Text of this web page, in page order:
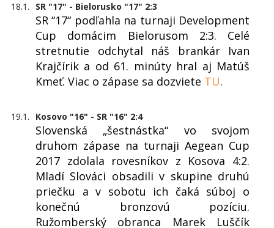
18.1. SR "17" - Bielorusko "17" 2:3
SR “17“ podľahla na turnaji Development
Cup domácim Bielorusom 2:3. Celé
stretnutie odchytal náš brankár Ivan
Krajčírik a od 61. minúty hral aj Matúš
Kmeť. Viac o zápase sa dozviete TU.
19.1. Kosovo "16" - SR "16" 2:4
Slovenská „šestnástka“ vo svojom
druhom zápase na turnaji Aegean Cup
2017 zdolala rovesníkov z Kosova 4:2.
Mladí Slováci obsadili v skupine druhú
priečku a v sobotu ich čaká súboj o
konečnú bronzovú pozíciu.
Ružomberský obranca Marek Luščík